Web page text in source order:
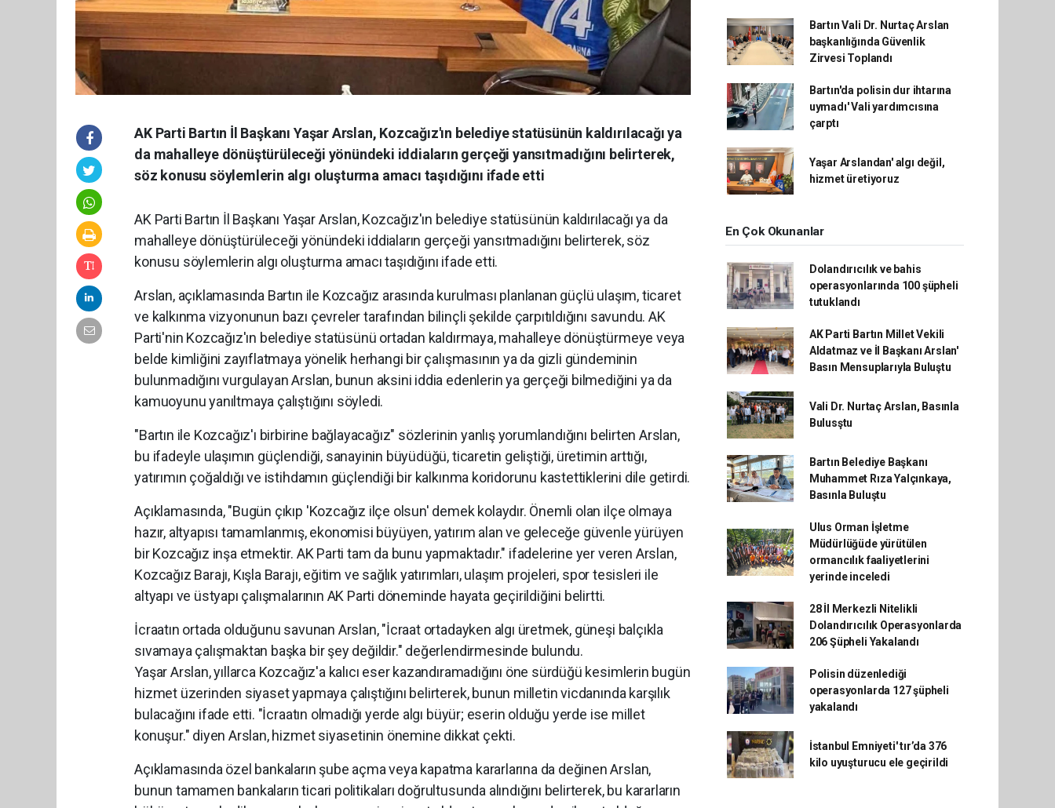
AK Parti Bartın İl Başkanı Yaşar Arslan, Kozcağız'ın belediye statüsünün kaldırılacağı ya
da mahalleye dönüştürüleceği yönündeki iddiaların gerçeği yansıtmadığını belirterek,
söz konusu söylemlerin algı oluşturma amacı taşıdığını ifade etti
AK Parti Bartın İl Başkanı Yaşar Arslan, Kozcağız'ın belediye statüsünün kaldırılacağı ya da
mahalleye dönüştürüleceği yönündeki iddiaların gerçeği yansıtmadığını belirterek, söz
konusu söylemlerin algı oluşturma amacı taşıdığını ifade etti.
Arslan, açıklamasında Bartın ile Kozcağız arasında kurulması planlanan güçlü ulaşım, ticaret
ve kalkınma vizyonunun bazı çevreler tarafından bilinçli şekilde çarpıtıldığını savundu. AK
Parti'nin Kozcağız'ın belediye statüsünü ortadan kaldırmaya, mahalleye dönüştürmeye veya
belde kimliğini zayıflatmaya yönelik herhangi bir çalışmasının ya da gizli gündeminin
bulunmadığını vurgulayan Arslan, bunun aksini iddia edenlerin ya gerçeği bilmediğini ya da
kamuoyunu yanıltmaya çalıştığını söyledi.
"Bartın ile Kozcağız'ı birbirine bağlayacağız" sözlerinin yanlış yorumlandığını belirten Arslan,
bu ifadeyle ulaşımın güçlendiği, sanayinin büyüdüğü, ticaretin geliştiği, üretimin arttığı,
yatırımın çoğaldığı ve istihdamın güçlendiği bir kalkınma koridorunu kastettiklerini dile getirdi.
Açıklamasında, "Bugün çıkıp 'Kozcağız ilçe olsun' demek kolaydır. Önemli olan ilçe olmaya
hazır, altyapısı tamamlanmış, ekonomisi büyüyen, yatırım alan ve geleceğe güvenle yürüyen
bir Kozcağız inşa etmektir. AK Parti tam da bunu yapmaktadır." ifadelerine yer veren Arslan,
Kozcağız Barajı, Kışla Barajı, eğitim ve sağlık yatırımları, ulaşım projeleri, spor tesisleri ile
altyapı ve üstyapı çalışmalarının AK Parti döneminde hayata geçirildiğini belirtti.
İcraatın ortada olduğunu savunan Arslan, "İcraat ortadayken algı üretmek, güneşi balçıkla
sıvamaya çalışmaktan başka bir şey değildir." değerlendirmesinde bulundu.
Yaşar Arslan, yıllarca Kozcağız'a kalıcı eser kazandıramadığını öne sürdüğü kesimlerin bugün
hizmet üzerinden siyaset yapmaya çalıştığını belirterek, bunun milletin vicdanında karşılık
bulacağını ifade etti. "İcraatın olmadığı yerde algı büyür; eserin olduğu yerde ise millet
konuşur." diyen Arslan, hizmet siyasetinin önemine dikkat çekti.
Açıklamasında özel bankaların şube açma veya kapatma kararlarına da değinen Arslan,
bunun tamamen bankaların ticari politikaları doğrultusunda alındığını belirterek, bu kararların
Bartın Vali Dr. Nurtaç Arslan
başkanlığında Güvenlik
Zirvesi Toplandı
Bartın'da polisin dur ihtarına
uymadı' Vali yardımcısına
çarptı
Yaşar Arslandan' algı değil,
hizmet üretiyoruz
En Çok Okunanlar
Dolandırıcılık ve bahis
operasyonlarında 100 şüpheli
tutuklandı
AK Parti Bartın Millet Vekili
Aldatmaz ve İl Başkanı Arslan'
Basın Mensuplarıyla Buluştu
Vali Dr. Nurtaç Arslan, Basınla
Bulusştu
Bartın Belediye Başkanı
Muhammet Rıza Yalçınkaya,
Basınla Buluştu
Ulus Orman İşletme
Müdürlüğüde yürütülen
ormancılık faaliyetlerini
yerinde inceledi
28 İl Merkezli Nitelikli
Dolandırıcılık Operasyonlarda
206 Şüpheli Yakalandı
Polisin düzenlediği
operasyonlarda 127 şüpheli
yakalandı
İstanbul Emniyeti' tır’da 376
kilo uyuşturucu ele geçirildi